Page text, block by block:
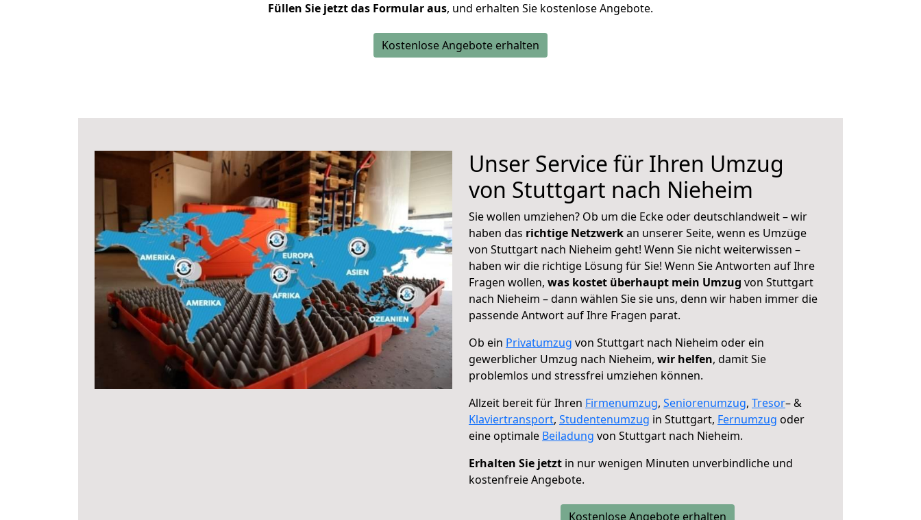
Füllen Sie jetzt das Formular aus, und erhalten Sie kostenlose Angebote.
Kostenlose Angebote erhalten
Unser Service für Ihren Umzug
von Stuttgart nach Nieheim
Sie wollen umziehen? Ob um die Ecke oder deutschlandweit – wir
haben das richtige Netzwerkan unserer Seite, wenn es Umzüge
von Stuttgart nach Nieheim geht! Wenn Sie nicht weiterwissen –
haben wir die richtige Lösung für Sie! Wenn Sie Antworten auf Ihre
Fragen wollen, was kostet überhaupt mein Umzug von Stuttgart
nach Nieheim – dann wählen Sie sie uns, denn wir haben immer die
passende Antwort auf Ihre Fragen parat.
Ob ein Privatumzug von Stuttgart nach Nieheim oder ein
gewerblicher Umzug nach Nieheim, wir helfen, damit Sie
problemlos und stressfrei umziehen können.
Allzeit bereit für Ihren Firmenumzug, Seniorenumzug, Tresor– &
Klaviertransport, Studentenumzug in Stuttgart, Fernumzug oder
eine optimale Beiladung von Stuttgart nach Nieheim.
Erhalten Sie jetzt in nur wenigen Minuten unverbindliche und
kostenfreie Angebote.
Kostenlose Angebote erhalten